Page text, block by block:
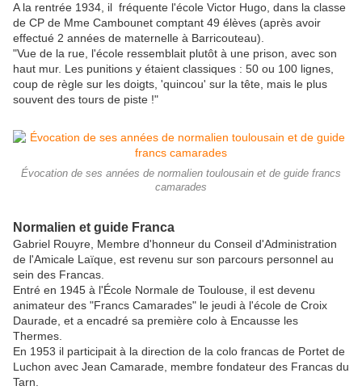
A la rentrée 1934, il fréquente l'école Victor Hugo, dans la classe
de CP de Mme Cambounet comptant 49 élèves (après avoir
effectué 2 années de maternelle à Barricouteau).
"Vue de la rue, l'école ressemblait plutôt à une prison, avec son
haut mur. Les punitions y étaient classiques : 50 ou 100 lignes,
coup de règle sur les doigts, 'quincou' sur la tête, mais le plus
souvent des tours de piste !"
Évocation de ses années de normalien toulousain et de guide francs
camarades
Normalien et guide Franca
Gabriel Rouyre, Membre d'honneur du Conseil d'Administration
de l'Amicale Laïque, est revenu sur son parcours personnel au
sein des Francas.
Entré en 1945 à l'École Normale de Toulouse, il est devenu
animateur des "Francs Camarades" le jeudi à l'école de Croix
Daurade, et a encadré sa première colo à Encausse les
Thermes.
En 1953 il participait à la direction de la colo francas de Portet de
Luchon avec Jean Camarade, membre fondateur des Francas du
Tarn.